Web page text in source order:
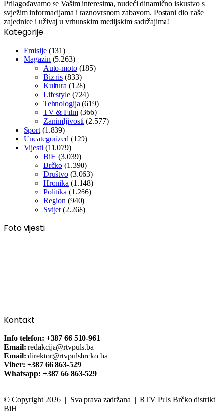
Prilagođavamo se Vašim interesima, nudeći dinamično iskustvo s
svježim informacijama i raznovrsnom zabavom. Postani dio naše
zajednice i uživaj u vrhunskim medijskim sadržajima!
Kategorije
Emisije (131)
Magazin (5.263)
Auto-moto (185)
Biznis (833)
Kultura (128)
Lifestyle (724)
Tehnologija (619)
TV & Film (366)
Zanimljivosti (2.577)
Sport (1.839)
Uncategorized (129)
Vijesti (11.079)
BiH (3.039)
Brčko (1.398)
Društvo (3.063)
Hronika (1.148)
Politika (1.266)
Region (940)
Svijet (2.268)
Foto vijesti
Kontakt
Info telefon: +387 66 510-961
Email: redakcija@rtvpuls.ba
Email: direktor@rtvpulsbrcko.ba
Viber: +387 66 863-529
Whatsapp: +387 66 863-529
© Copyright 2026 | Sva prava zadržana | RTV Puls Brčko distrikt
BiH